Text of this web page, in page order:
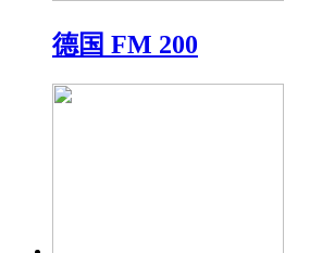
德国 FM 200